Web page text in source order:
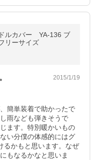
ルカバー YA-136 ブ
リーサイズ
2015/1/19
簡単装着で助かったで
雨なども弾きそうで
ます。特別暖かいもの
い分僕の体感的にはグ
るかもと思います。なぜ
もなるかなと思いま